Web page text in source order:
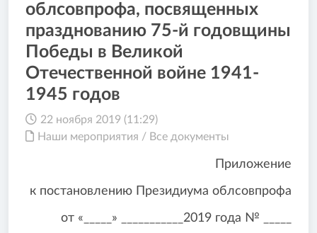
облсовпрофа, посвященных
празднованию 75-й годовщины
Победы в Великой
Отечественной войне 1941-
1945 годов
22 ноября 2019 (11:29)
Наши мероприятия / Все документы
Приложение
к постановлению Президиума облсовпрофа
от «_____» ___________2019 года № _____